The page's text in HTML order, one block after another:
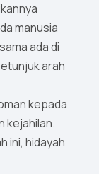
manusia
ada di
arah
kepada
kejahilan.
ini, hidayah